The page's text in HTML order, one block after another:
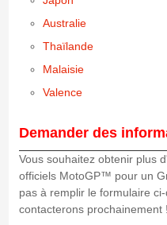
Australie
Thaïlande
Malaisie
Valence
Demander des
Vous souhaitez obtenir plus
officiels MotoGP™ pour un
pas à remplir le formulaire
contacterons prochainement !